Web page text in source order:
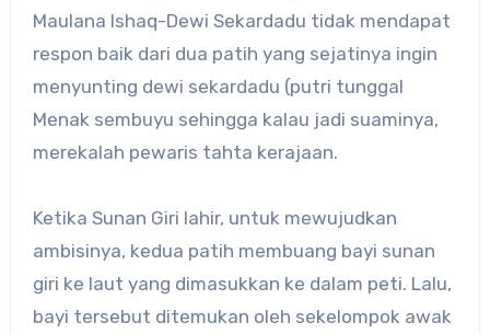
Maulana Ishaq-Dewi Sekardadu tidak mendapat
respon baik dari dua patih yang sejatinya ingin
menyunting dewi sekardadu (putri tunggal
Menak sembuyu sehingga kalau jadi suaminya,
merekalah pewaris tahta kerajaan.
Ketika Sunan Giri lahir, untuk mewujudkan
ambisinya, kedua patih membuang bayi sunan
giri ke laut yang dimasukkan ke dalam peti. Lalu,
bayi tersebut ditemukan oleh sekelompok awak